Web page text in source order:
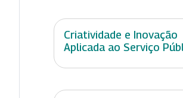
Criatividade e Inovação
Aplicada ao Serviço